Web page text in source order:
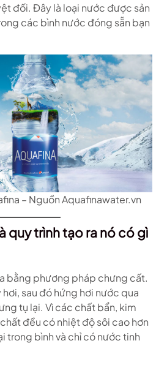
đối. Đây là loại nước được sản
các bình nước đóng sẵn bạn
– Nguồn Aquafinawater.vn
quy trình tạo ra nó có gì
bằng phương pháp chưng cất.
sau đó hứng hơi nước qua
tụ lại. Vì các chất bẩn, kim
đều có nhiệt độ sôi cao hơn
trong bình và chỉ có nước tinh